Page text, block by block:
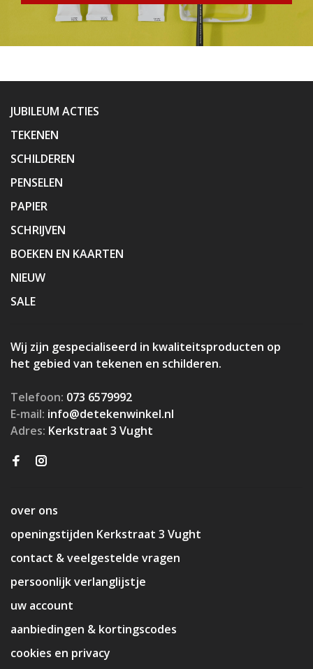
JUBILEUM ACTIES
TEKENEN
SCHILDEREN
PENSELEN
PAPIER
SCHRIJVEN
BOEKEN EN KAARTEN
NIEUW
SALE
Wij zijn gespecialiseerd in kwaliteitsproducten op
het gebied van tekenen en schilderen.
Telefoon: 073 6579992
E-mail: info@detekenwinkel.nl
Adres: Kerkstraat 3 Vught
over ons
openingstijden Kerkstraat 3 Vught
contact & veelgestelde vragen
persoonlijk verlanglijstje
uw account
aanbiedingen & kortingscodes
cookies en privacy